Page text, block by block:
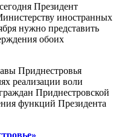
Президент
иностранных
нужно представить
обоих
Приднестровья
реализации воли
Приднестровской
функций Президента